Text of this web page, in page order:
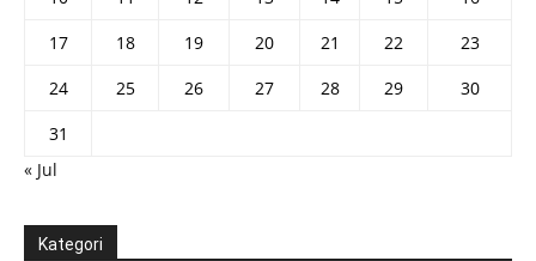
17
18 19 20 21 22
23
24
25 26 27 28 29
30
31
« Jul
Kategori